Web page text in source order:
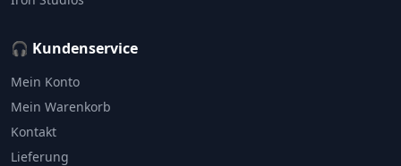
🎧 Kundenservice
Mein Konto
Mein Warenkorb
Kontakt
Lieferung